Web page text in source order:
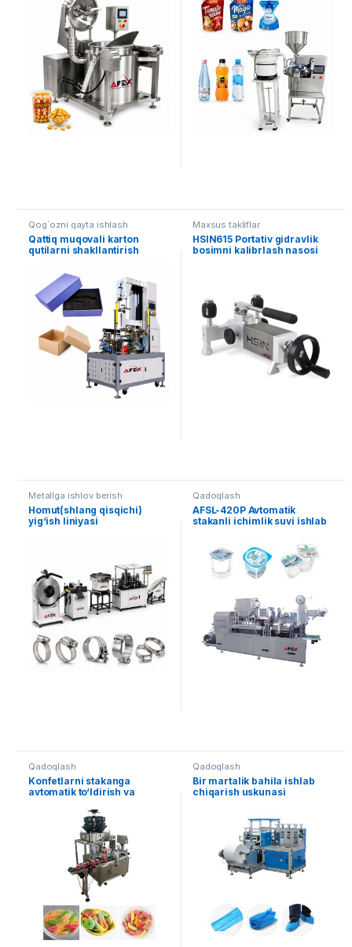
Qog`ozni qayta ishlash
Qattiq muqovali karton
qutilarni shakllantirish
Maxsus takliflar
HSIN615 Portativ gidravlik
bosimni kalibrlash nasosi
Metallga ishlov berish
Homut(shlang qisqichi)
yig‘ish liniyasi
Qadoqlash
AFSL-420P Avtomatik
stakanli ichimlik suvi ishlab
Qadoqlash
Konfetlarni stakanga
avtomatik to‘ldirish va
Qadoqlash
Bir martalik bahila ishlab
chiqarish uskunasi